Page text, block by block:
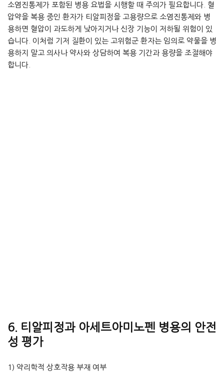
소염진통제가 포함된 병용 요법을 시행할 때 주의가 필요합니다. 혈
압약을 복용 중인 환자가 티알피정을 고용량으로 소염진통제와 병
용하면 혈압이 과도하게 낮아지거나 신장 기능이 저하될 위험이 있
습니다. 이처럼 기저 질환이 있는 고위험군 환자는 임의로 약물을 병
용하지 말고 의사나 약사와 상담하여 복용 기간과 용량을 조절해야
합니다.
6. 티알피정과 아세트아미노펜 병용의 안전
성 평가
1) 약리학적 상호작용 부재 여부